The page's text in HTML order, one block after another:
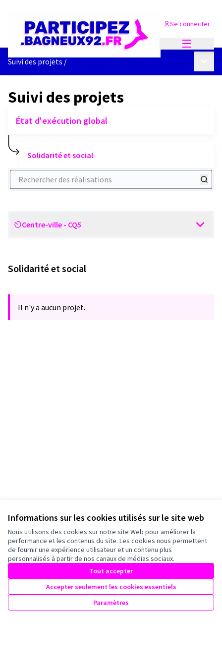
Informations sur les cookies utilisés sur le site web
Nous utilisons des cookies sur notre site Web pour améliorer la
performance et les contenus du site. Les cookies nous permettent
de fournir une expérience utilisateur et un contenu plus
personnalisés à partir de nos canaux de médias sociaux.
Tout accepter
Accepter seulement les cookies essentiels
Paramètres
Se connecter
Suivi des projets /
Suivi des projets
État d'exécution global
Solidarité et social
Rechercher des réalisations
Scope
Centre-ville - CQ5
Solidarité et social
Il n'y a aucun projet.